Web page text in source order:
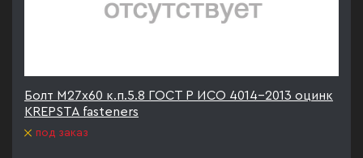
Болт М27х60 к.п.5.8 ГОСТ Р ИСО 4014-2013 оцинк
KREPSTA fasteners
под заказ